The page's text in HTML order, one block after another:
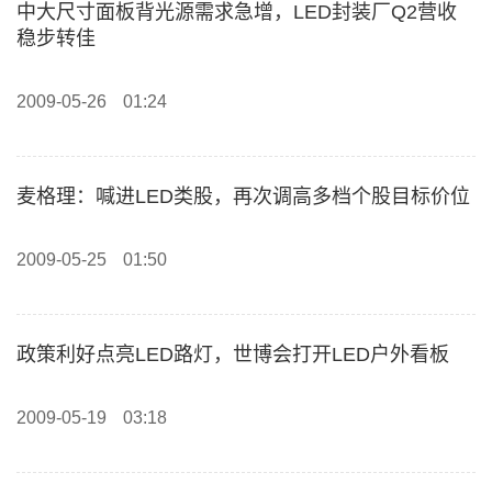
中大尺寸面板背光源需求急增，LED封装厂Q2营收
稳步转佳
2009-05-26 01:24
麦格理：喊进LED类股，再次调高多档个股目标价位
2009-05-25 01:50
政策利好点亮LED路灯，世博会打开LED户外看板
2009-05-19 03:18